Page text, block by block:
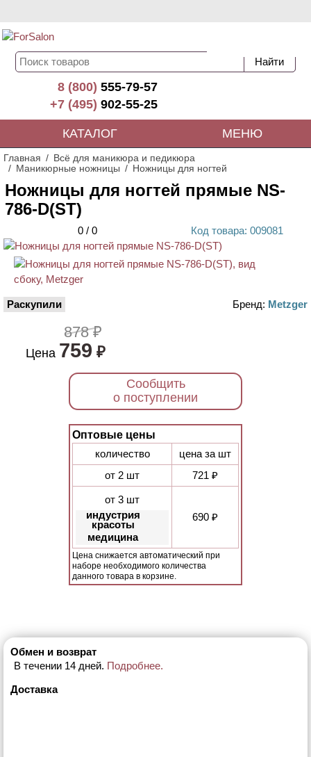
8 (800)555-79-57
+7 (495)902-55-25
КАТАЛОГ МЕНЮ
Главная
Всё для маникюра и педикюра
Маникюрные ножницы
Ножницы для ногтей
Ножницы для ногтей прямые NS-
786-D(ST)
0 / 0 Код товара: 009081
Раскупили Бренд: Metzger
878 ₽
Цена 759 ₽
Сообщить
о поступлении
Оптовые цены
количество
цена за шт
от 2 шт
721 ₽
от 3 шт
индустрия
красоты
медицина
690 ₽
Цена снижается автоматический при
наборе необходимого количества
данного товара в корзине.
Обмен и возврат
В течении 14 дней. Подробнее.
Доставка